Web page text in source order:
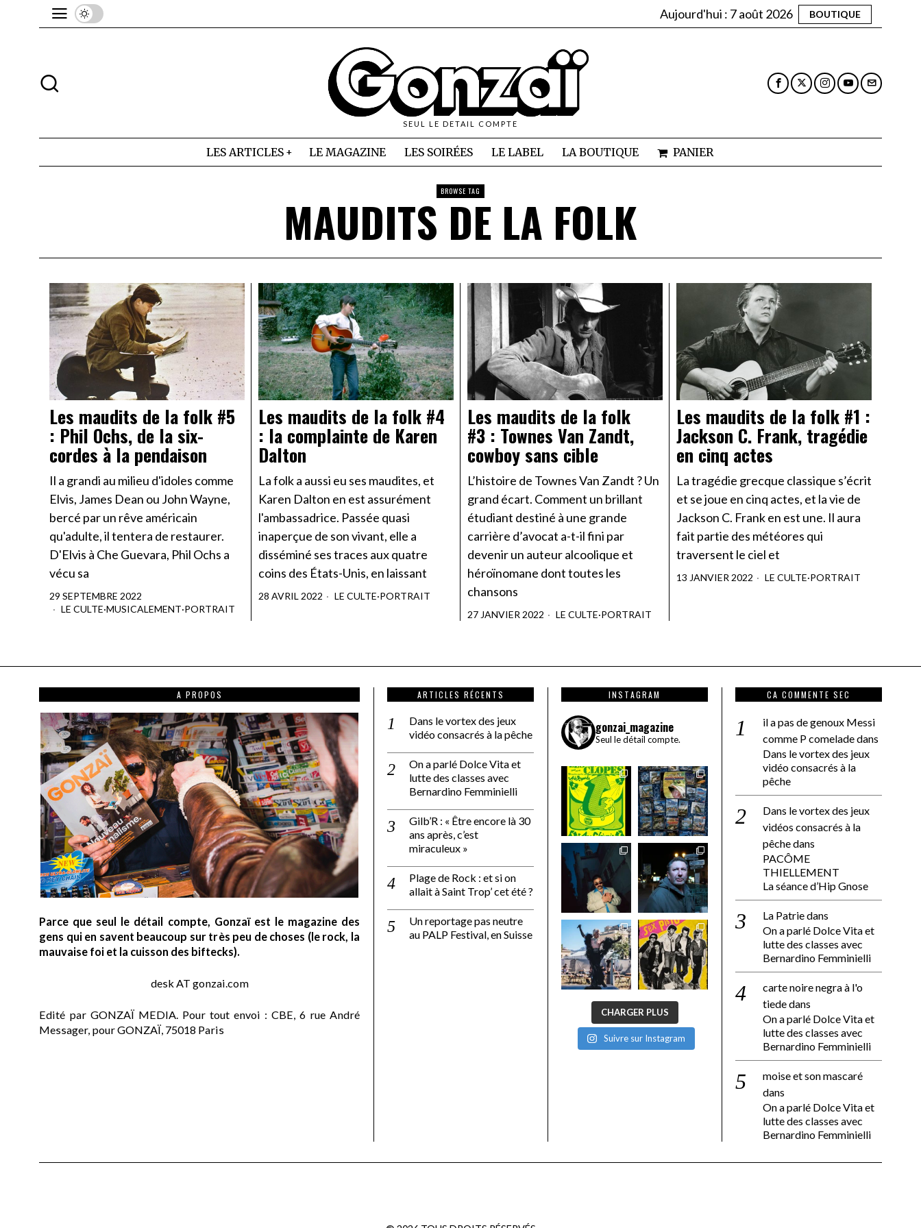
Aujourd'hui : 7 août 2026 BOUTIQUE
SEUL LE DETAIL COMPTE
LES ARTICLES LE MAGAZINE LES SOIRÉES LE LABEL LA BOUTIQUE PANIER
BROWSE TAG
MAUDITS DE LA FOLK
Les maudits de la folk #5
: Phil Ochs, de la six-
cordes à la pendaison
Il a grandi au milieu d'idoles comme
Elvis, James Dean ou John Wayne,
bercé par un rêve américain
qu'adulte, il tentera de restaurer.
D'Elvis à Che Guevara, Phil Ochs a
vécu sa
29 SEPTEMBRE 2022
LE CULTE·MUSICALEMENT·PORTRAIT
Les maudits de la folk #4
: la complainte de Karen
Dalton
La folk a aussi eu ses maudites, et
Karen Dalton en est assurément
l'ambassadrice. Passée quasi
inaperçue de son vivant, elle a
disséminé ses traces aux quatre
coins des États-Unis, en laissant
28 AVRIL 2022 LE CULTE·PORTRAIT
Les maudits de la folk
#3 : Townes Van Zandt,
cowboy sans cible
L’histoire de Townes Van Zandt ? Un
grand écart. Comment un brillant
étudiant destiné à une grande
carrière d’avocat a-t-il fini par
devenir un auteur alcoolique et
héroïnomane dont toutes les
chansons
27 JANVIER 2022 LE CULTE·PORTRAIT
Les maudits de la folk #1 :
Jackson C. Frank, tragédie
en cinq actes
La tragédie grecque classique s’écrit
et se joue en cinq actes, et la vie de
Jackson C. Frank en est une. Il aura
fait partie des météores qui
traversent le ciel et
13 JANVIER 2022 LE CULTE·PORTRAIT
A PROPOS
Parce que seul le détail compte, Gonzaï est le magazine des
gens qui en savent beaucoup sur très peu de choses (le rock, la
mauvaise foi et la cuisson des biftecks).
desk AT gonzai.com
Edité par GONZAÏ MEDIA. Pour tout envoi : CBE, 6 rue André
Messager, pour GONZAÏ, 75018 Paris
ARTICLES RÉCENTS
Dans le vortex des jeux
vidéo consacrés à la pêche
On a parlé Dolce Vita et
lutte des classes avec
Bernardino Femminielli
Gilb’R : « Être encore là 30
ans après, c’est
miraculeux »
Plage de Rock : et si on
allait à Saint Trop’ cet été ?
Un reportage pas neutre
au PALP Festival, en Suisse
INSTAGRAM
gonzai_magazine
Seul le détail compte.
CHARGER PLUS
Suivre sur Instagram
CA COMMENTE SEC
il a pas de genoux Messi
comme P comeladedans
Dans le vortex des jeux
vidéo consacrés à la
pêche
Dans le vortex des jeux
vidéos consacrés à la
pêchedans
PACÔME
THIELLEMENT
La séance d’Hip Gnose
La Patriedans
On a parlé Dolce Vita et
lutte des classes avec
Bernardino Femminielli
carte noire negra à l'o
tiededans
On a parlé Dolce Vita et
lutte des classes avec
Bernardino Femminielli
moise et son mascaré
dans
On a parlé Dolce Vita et
lutte des classes avec
Bernardino Femminielli